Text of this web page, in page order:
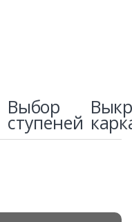
Выбор
ступеней